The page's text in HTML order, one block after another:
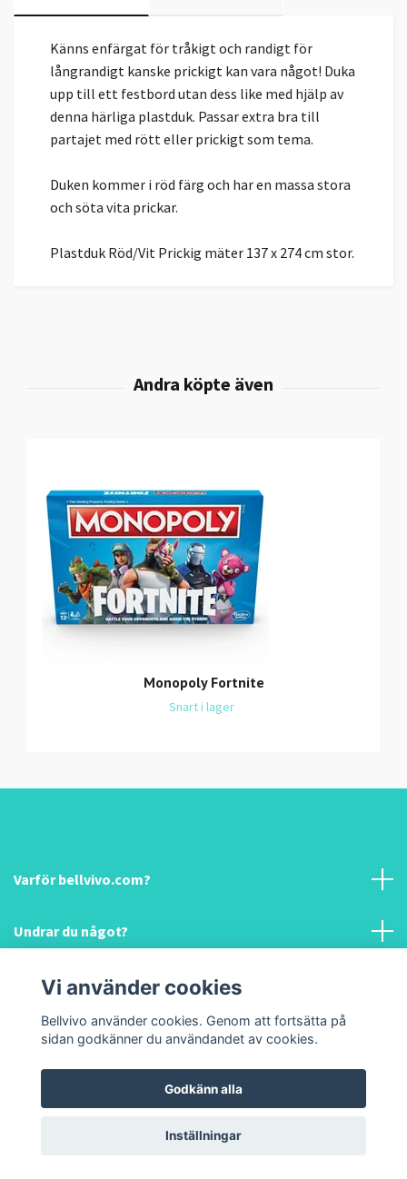
Känns enfärgat för tråkigt och randigt för
långrandigt kanske prickigt kan vara något! Duka
upp till ett festbord utan dess like med hjälp av
denna härliga plastduk. Passar extra bra till
partajet med rött eller prickigt som tema.
Duken kommer i röd färg och har en massa stora
och söta vita prickar.
Plastduk Röd/Vit Prickig mäter 137 x 274 cm stor.
Monopoly Fortnite
Snart i lager
Varför bellvivo.com?
Undrar du något?
Information & hjälp!
Sociala medier
© 2026 Bellvivo.com
Vi använder cookies
Bellvivo använder cookies. Genom att fortsätta på
sidan godkänner du användandet av cookies.
Godkänn alla
Inställningar